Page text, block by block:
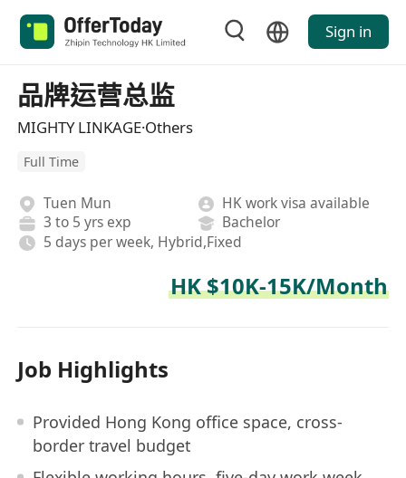
Sign in
品牌运营总监
MIGHTY LINKAGE·Others
Full Time
Tuen Mun
HK work visa available
3 to 5 yrs exp
Bachelor
5 days per week, Hybrid,Fixed
HK $10K-15K/Month
Job Highlights
Provided Hong Kong office space, cross-
border travel budget